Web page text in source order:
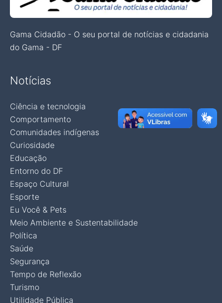
Gama Cidadão - O seu portal de notícias e cidadania
do Gama - DF
Notícias
Ciência e tecnologia
Comportamento
Comunidades indígenas
Curiosidade
Educação
Entorno do DF
Espaço Cultural
Esporte
Eu Você & Pets
Meio Ambiente e Sustentabilidade
Política
Saúde
Segurança
Tempo de Reflexão
Turismo
Utilidade Pública